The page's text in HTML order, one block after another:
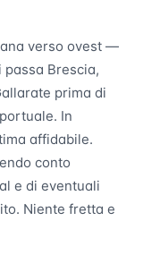
verso ovest —
Brescia,
prima di
In
affidabile.
conto
e di eventuali
Niente fretta e